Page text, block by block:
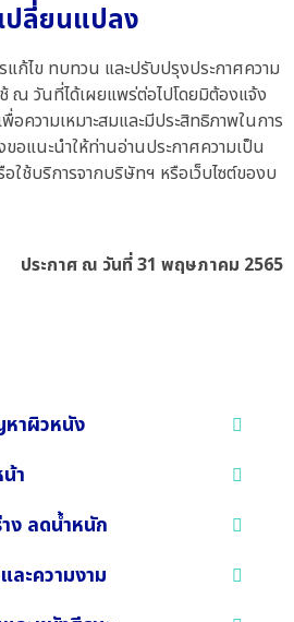
ปลี่ยนแปลง
ก้ไข ทบทวน และปรับปรุงประกาศความ
ณ วันที่ได้เผยแพร่ต่อไปโดยมิต้องแจ้ง
ความเหมาะสมและมีประสิทธิภาพในการ
อแนะนำให้ท่านอ่านประกาศความเป็น
ช้บริการจากบริษัทฯ หรือเว็บไซต์ของบ
ประกาศ ณ วันที่ 31 พฤษภาคม 2565
าผิวหนัง
า
ง ลดน้ำหนัก
ละความงาม